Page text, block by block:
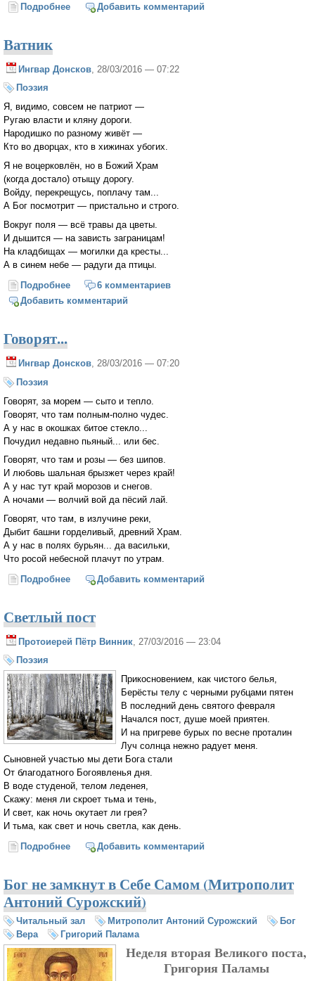
Подробнее о «Ты еси» (Вячеслав Иванов)
Добавить комментарий
Ватник
Ингвар Донсков , 28/03/2016 — 07:22
Поэзия
Я, видимо, совсем не патриот —
Ругаю власти и кляну дороги.
Народишко по разному живёт —
Кто во дворцах, кто в хижинах убогих.
Я не воцерковлён, но в Божий Храм
(когда достало) отыщу дорогу.
Войду, перекрещусь, поплачу там...
А Бог посмотрит — пристально и строго.
Вокруг поля — всё травы да цветы.
И дышится — на зависть заграницам!
На кладбищах — могилки да кресты...
А в синем небе — радуги да птицы.
Подробнее о Ватник6 комментариев
Добавить комментарий
Говорят...
Ингвар Донсков, 28/03/2016 — 07:20
Поэзия
Говорят, за морем — сыто и тепло.
Говорят, что там полным-полно чудес.
А у нас в окошках битое стекло...
Почудил недавно пьяный... или бес.
Говорят, что там и розы — без шипов.
И любовь шальная брызжет через край!
А у нас тут край морозов и снегов.
А ночами — волчий вой да пёсий лай.
Говорят, что там, в излучине реки,
Дыбит башни горделивый, древний Храм.
А у нас в полях бурьян... да васильки,
Что росой небесной плачут по утрам.
Подробнее о Говорят...
Добавить комментарий
Светлый пост
Протоиерей Пётр Винник , 27/03/2016 — 23:04
Поэзия
Прикосновением, как чистого белья,
Берёсты телу с черными рубцами пятен
В последний день святого февраля
Начался пост, душе моей приятен.
И на пригреве бурых по весне проталин
Луч солнца нежно радует меня.
Сыновней участью мы дети Бога стали
От благодатного Богоявленья дня.
В воде студеной, телом леденея,
Скажу: меня ли скроет тьма и тень,
И свет, как ночь окутает ли грея?
И тьма, как свет и ночь светла, как день.
Подробнее о Светлый пост
Добавить комментарий
Бог не замкнут в Себе Самом (Митрополит
Антоний Сурожский)
Читальный зал Митрополит Антоний Сурожский
Бог
Вера
Григорий Палама
Неделя вторая Великого поста,
Григория Паламы